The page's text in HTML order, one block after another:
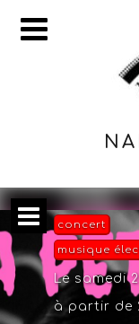
concert
musique
Le samedi
à partir de